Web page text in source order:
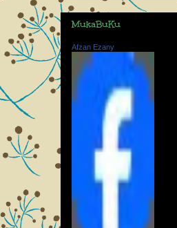
MukaBuKu
Afzan Ezany